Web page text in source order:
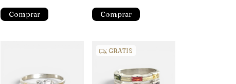
Comprar Comprar
GRATIS